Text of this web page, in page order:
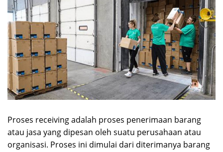
Proses receiving adalah proses penerimaan barang
atau jasa yang dipesan oleh suatu perusahaan atau
organisasi. Proses ini dimulai dari diterimanya barang